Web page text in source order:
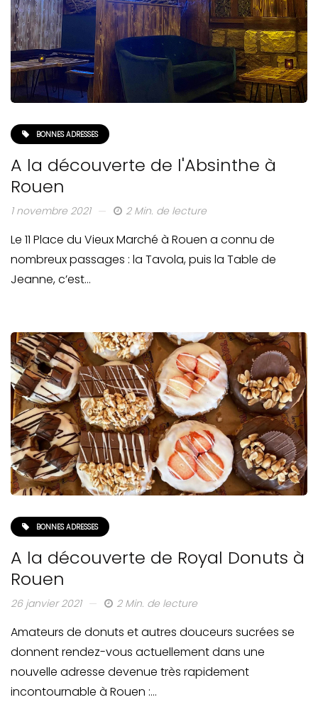
BONNES ADRESSES
A la découverte de l'Absinthe à
Rouen
1 novembre 2021 2 Min. de lecture
Le 11 Place du Vieux Marché à Rouen a connu de
nombreux passages : la Tavola, puis la Table de
Jeanne, c’est…
BONNES ADRESSES
A la découverte de Royal Donuts à
Rouen
26 janvier 2021 2 Min. de lecture
Amateurs de donuts et autres douceurs sucrées se
donnent rendez-vous actuellement dans une
nouvelle adresse devenue très rapidement
incontournable à Rouen :…